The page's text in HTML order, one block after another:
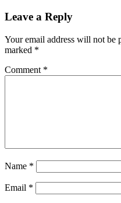
Leave a Reply
Your email address will not be
marked *
Comment *
Name *
Email *